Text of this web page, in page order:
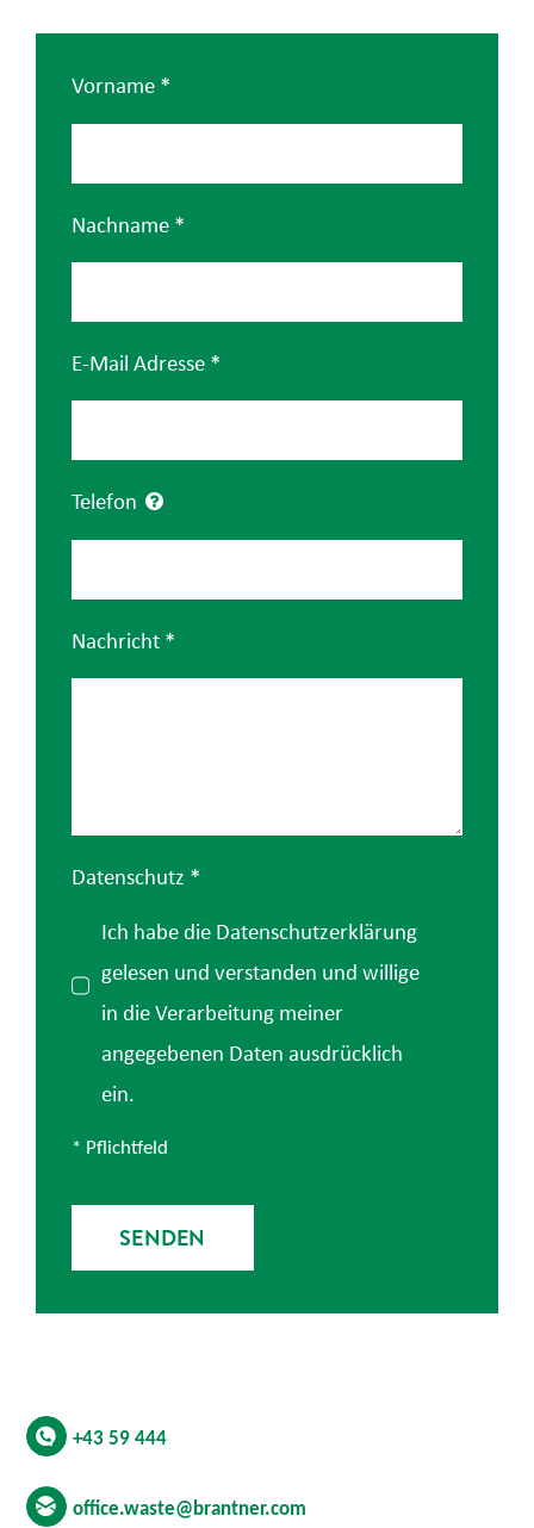
Vorname *
Nachname *
E-Mail Adresse *
Telefon
Nachricht *
Datenschutz *
Ich habe die Datenschutzerklärung
gelesen und verstanden und willige
in die Verarbeitung meiner
angegebenen Daten ausdrücklich
ein.
* Pflichtfeld
SENDEN
+43 59 444
office.waste@brantner.com